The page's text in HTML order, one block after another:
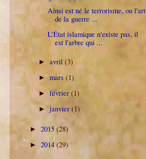
Ainsi est né le terrorisme, ou l'art
de la guerre ...
L'État islamique n'existe pas, il
est l'arbre qui ...
► avril (3)
► mars (1)
► février (1)
►janvier (1)
► 2015 (28)
► 2014 (29)